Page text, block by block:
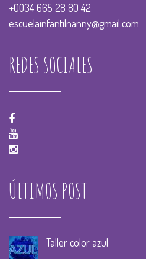
+0034 665 28 80 42
escuelainfantilnanny@gmail.com
REDES SOCIALES
ÚLTIMOS POST
Taller color azul